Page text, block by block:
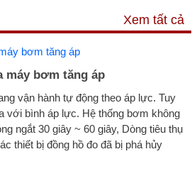
Xem tất cả
máy bơm tăng áp
vận hành tự động theo áp lực. Tuy
với bình áp lực. Hệ thống bơm không
ngắt 30 giây ~ 60 giây, Dòng tiêu thụ
thiết bị đồng hồ đo đã bị phá hủy